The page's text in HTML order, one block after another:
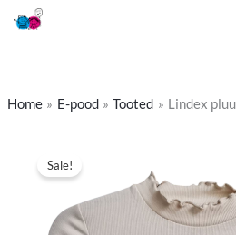
Skip
Home E-pood Tooted Lindex
Sale!
hind
oli:
hind
on: